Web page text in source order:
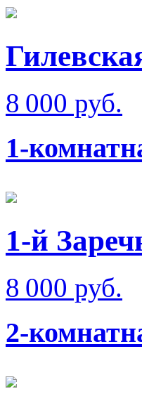
8 000 руб.
1-
1-й
8 000 руб.
2-